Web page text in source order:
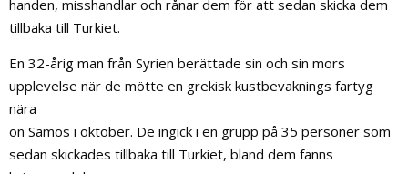
handen, misshandlar och rånar dem för att sedan skicka dem
tillbaka till Turkiet.
En 32-årig man från Syrien berättade sin och sin mors
upplevelse när de mötte en grekisk kustbevaknings fartyg
nära
ön Samos i oktober. De ingick i en grupp på 35 personer som
sedan skickades tillbaka till Turkiet, bland dem fanns